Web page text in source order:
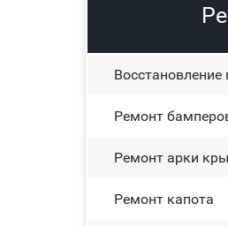
Восстановление
Ремонт
Ремонт арки
Ремонт капота